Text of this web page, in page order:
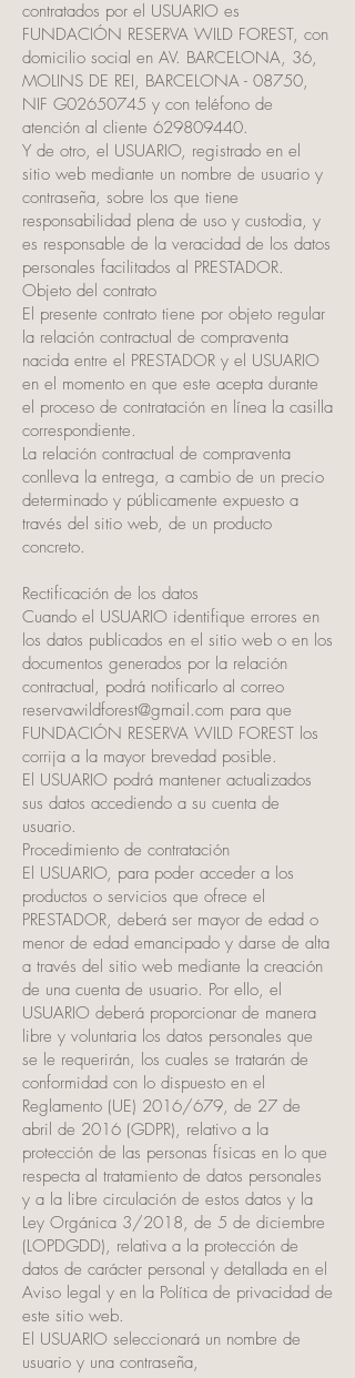
contratados por el USUARIO es
FUNDACIÓN RESERVA WILD FOREST, con
domicilio social en AV. BARCELONA, 36,
MOLINS DE REI, BARCELONA - 08750,
NIF G02650745 y con teléfono de
atención al cliente 629809440.
Y de otro, el USUARIO, registrado en el
sitio web mediante un nombre de usuario y
contraseña, sobre los que tiene
responsabilidad plena de uso y custodia, y
es responsable de la veracidad de los datos
personales facilitados al PRESTADOR.
Objeto del contrato
El presente contrato tiene por objeto regular
la relación contractual de compraventa
nacida entre el PRESTADOR y el USUARIO
en el momento en que este acepta durante
el proceso de contratación en línea la casilla
correspondiente.
La relación contractual de compraventa
conlleva la entrega, a cambio de un precio
determinado y públicamente expuesto a
través del sitio web, de un producto
concreto.
Rectificación de los datos
Cuando el USUARIO identifique errores en
los datos publicados en el sitio web o en los
documentos generados por la relación
contractual, podrá notificarlo al correo
reservawildforest@gmail.com para que
FUNDACIÓN RESERVA WILD FOREST los
corrija a la mayor brevedad posible.
El USUARIO podrá mantener actualizados
sus datos accediendo a su cuenta de
usuario.
Procedimiento de contratación
El USUARIO, para poder acceder a los
productos o servicios que ofrece el
PRESTADOR, deberá ser mayor de edad o
menor de edad emancipado y darse de alta
a través del sitio web mediante la creación
de una cuenta de usuario. Por ello, el
USUARIO deberá proporcionar de manera
libre y voluntaria los datos personales que
se le requerirán, los cuales se tratarán de
conformidad con lo dispuesto en el
Reglamento (UE) 2016/679, de 27 de
abril de 2016 (GDPR), relativo a la
protección de las personas físicas en lo que
respecta al tratamiento de datos personales
y a la libre circulación de estos datos y la
Ley Orgánica 3/2018, de 5 de diciembre
(LOPDGDD), relativa a la protección de
datos de carácter personal y detallada en el
Aviso legal y en la Política de privacidad de
este sitio web.
El USUARIO seleccionará un nombre de
usuario y una contraseña,